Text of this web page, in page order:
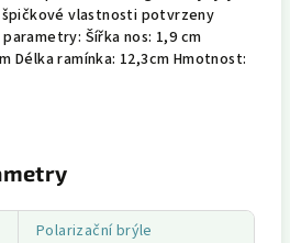
vlastnosti potvrzeny
Šířka nos: 1,9 cm
Délka ramínka: 12,3cm Hmotnost:
Polarizační brýle